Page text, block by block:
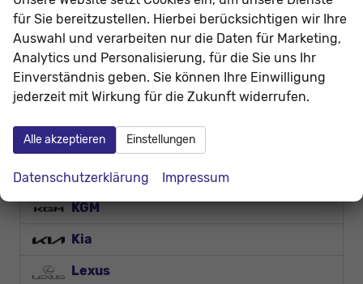
Futura
Geely
Honda
Jaecoo
Jeep
KGM
Kia
Lexus
für Sie bereitzustellen. Hierbei berücksichtigen wir Ihre
Auswahl und verarbeiten nur die Daten für Marketing,
Analytics und Personalisierung, für die Sie uns Ihr
Einverständnis geben. Sie können Ihre Einwilligung
jederzeit mit Wirkung für die Zukunft widerrufen.
Alle akzeptieren Einstellungen
Datenschutzerklärung Impressum